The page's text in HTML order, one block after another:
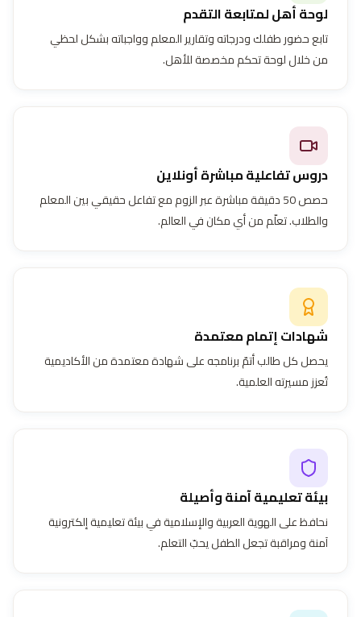
لوحة أهل لمتابعة التقدم
تابع حضور طفلك ودرجاته وتقارير المعلم وواجباته بشكل لحظي
من خلال لوحة تحكم مخصصة للأهل.
دروس تفاعلية مباشرة أونلاين
حصص 50 دقيقة مباشرة عبر الزوم مع تفاعل حقيقي بين المعلم
والطلاب. تعلّم من أي مكان في العالم.
شهادات إتمام معتمدة
يحصل كل طالب أتمّ برنامجه على شهادة معتمدة من الأكاديمية
تُعزز مسيرته العلمية.
بيئة تعليمية آمنة وأصيلة
نحافظ على الهوية العربية والإسلامية في بيئة تعليمية إلكترونية
آمنة ومراقبة تجعل الطفل يحبّ التعلم.